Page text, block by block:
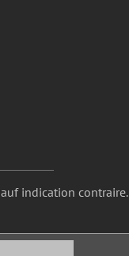
indication contraire.